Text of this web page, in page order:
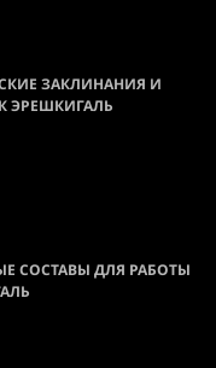
ЗАКЛИНАНИЯ И
ЭРЕШКИГАЛЬ
СОСТАВЫ ДЛЯ РАБОТЫ